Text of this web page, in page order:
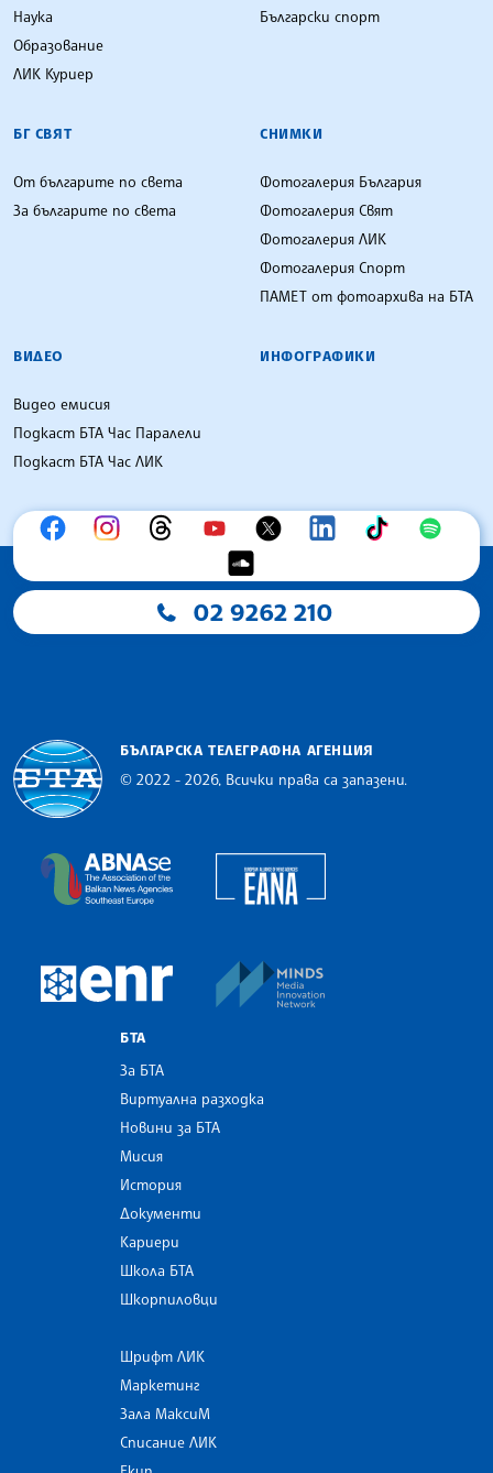
Наука
Образование
ЛИК Куриер
Български спорт
БГ СВЯТ
От българите по света
За българите по света
СНИМКИ
Фотогалерия България
Фотогалерия Свят
Фотогалерия ЛИК
Фотогалерия Спорт
ПАМЕТ от фотоархива на БТА
ВИДЕО
Видео емисия
Подкаст БТА Час Паралели
Подкаст БТА Час ЛИК
ИНФОГРАФИКИ
02 9262 210
БЪЛГАРСКА ТЕЛЕГРАФНА АГЕНЦИЯ
© 2022 - 2026, Всички права са запазени.
The Assocoation of the Balkan News Agencies
European Newsroom
БТА
За БТА
Виртуална разходка
Новини за БТА
Мисия
История
Документи
Кариери
Школа БТА
Шкорпиловци
Шрифт ЛИК
Маркетинг
Зала МаксиМ
Списание ЛИК